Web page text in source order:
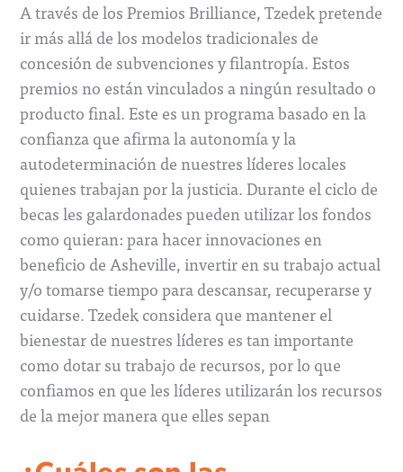
A través de los Premios Brilliance, Tzedek pretende
ir más allá de los modelos tradicionales de
concesión de subvenciones y filantropía. Estos
premios no están vinculados a ningún resultado o
producto final. Este es un programa basado en la
confianza que afirma la autonomía y la
autodeterminación de nuestres líderes locales
quienes trabajan por la justicia. Durante el ciclo de
becas les galardonades pueden utilizar los fondos
como quieran: para hacer innovaciones en
beneficio de Asheville, invertir en su trabajo actual
y/o tomarse tiempo para descansar, recuperarse y
cuidarse. Tzedek considera que mantener el
bienestar de nuestres líderes es tan importante
como dotar su trabajo de recursos, por lo que
confiamos en que les líderes utilizarán los recursos
de la mejor manera que elles sepan